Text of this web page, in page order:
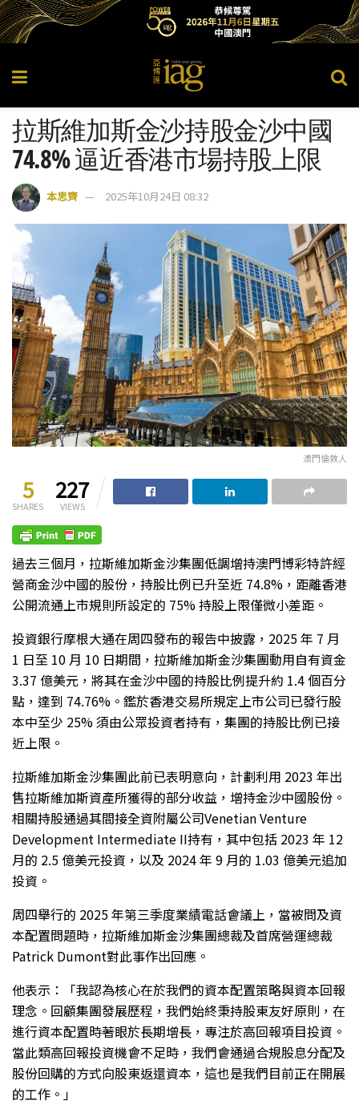
拉斯維加斯金沙持股金沙中國
74.8% 逼近香港市場持股上限
本思齊 2025年10月24日 08:32
澳門倫敦人
5
SHARES
227
VIEWS
過去三個月，拉斯維加斯金沙集團低調增持澳門博彩特許經
營商金沙中國的股份，持股比例已升至近 74.8%，距離香港
公開流通上市規則所設定的 75% 持股上限僅微小差距。
投資銀行摩根大通在周四發布的報告中披露，2025 年 7 月
1 日至 10 月 10 日期間，拉斯維加斯金沙集團動用自有資金
3.37 億美元，將其在金沙中國的持股比例提升約 1.4 個百分
點，達到 74.76%。鑑於香港交易所規定上市公司已發行股
本中至少 25% 須由公眾投資者持有，集團的持股比例已接
近上限。
拉斯維加斯金沙集團此前已表明意向，計劃利用 2023 年出
售拉斯維加斯資產所獲得的部分收益，增持金沙中國股份。
相關持股通過其間接全資附屬公司Venetian Venture
Development Intermediate II持有，其中包括 2023 年 12
月的 2.5 億美元投資，以及 2024 年 9 月的 1.03 億美元追加
投資。
周四舉行的 2025 年第三季度業績電話會議上，當被問及資
本配置問題時，拉斯維加斯金沙集團總裁及首席營運總裁
Patrick Dumont對此事作出回應。
他表示：「我認為核心在於我們的資本配置策略與資本回報
理念。回顧集團發展歷程，我們始終秉持股東友好原則，在
進行資本配置時著眼於長期增長，專注於高回報項目投資。
當此類高回報投資機會不足時，我們會通過合規股息分配及
股份回購的方式向股東返還資本，這也是我們目前正在開展
的工作。」